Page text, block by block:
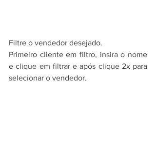
Filtre o vendedor desejado.
Primeiro cliente em filtro, insira o nome
e clique em filtrar e após clique 2x para
selecionar o vendedor.